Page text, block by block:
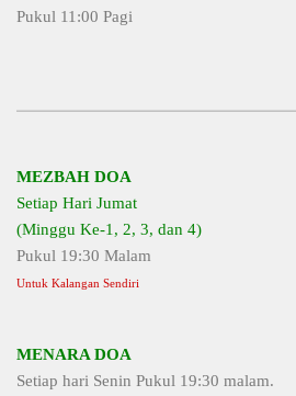
Pukul 11:00 Pagi
MEZBAH DOA
Setiap Hari Jumat
(Minggu Ke-1, 2, 3, dan 4)
Pukul 19:30 Malam
Untuk Kalangan Sendiri
MENARA DOA
Setiap hari Senin Pukul 19:30 malam.